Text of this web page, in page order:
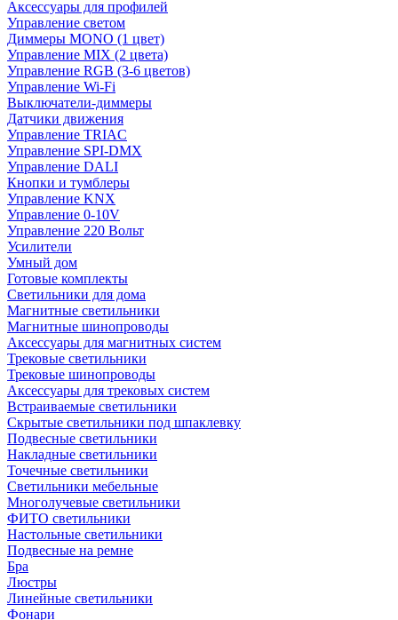
Аксессуары для профилей
Управление светом
Диммеры MONO (1 цвет)
Управление MIX (2 цвета)
Управление RGB (3-6 цветов)
Управление Wi-Fi
Выключатели-диммеры
Датчики движения
Управление TRIAC
Управление SPI-DMX
Управление DALI
Кнопки и тумблеры
Управление KNX
Управление 0-10V
Управление 220 Вольт
Усилители
Умный дом
Готовые комплекты
Светильники для дома
Магнитные светильники
Магнитные шинопроводы
Аксессуары для магнитных систем
Трековые светильники
Трековые шинопроводы
Аксессуары для трековых систем
Встраиваемые светильники
Скрытые светильники под шпаклевку
Подвесные светильники
Накладные светильники
Точечные светильники
Светильники мебельные
Многолучевые светильники
ФИТО светильники
Настольные светильники
Подвесные на ремне
Бра
Люстры
Линейные светильники
Фонари